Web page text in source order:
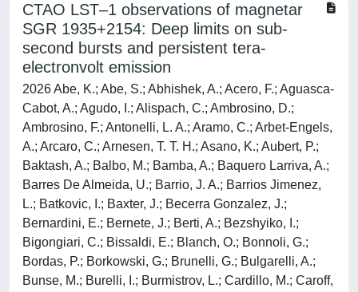
CTAO LST–1 observations of magnetar
SGR 1935+2154: Deep limits on sub-
second bursts and persistent tera-
electronvolt emission
2026 Abe, K.; Abe, S.; Abhishek, A.; Acero, F.; Aguasca-
Cabot, A.; Agudo, I.; Alispach, C.; Ambrosino, D.;
Ambrosino, F.; Antonelli, L. A.; Aramo, C.; Arbet-Engels,
A.; Arcaro, C.; Arnesen, T. T. H.; Asano, K.; Aubert, P.;
Baktash, A.; Balbo, M.; Bamba, A.; Baquero Larriva, A.;
Barres De Almeida, U.; Barrio, J. A.; Barrios Jimenez,
L.; Batkovic, I.; Baxter, J.; Becerra Gonzalez, J.;
Bernardini, E.; Bernete, J.; Berti, A.; Bezshyiko, I.;
Bigongiari, C.; Bissaldi, E.; Blanch, O.; Bonnoli, G.;
Bordas, P.; Borkowski, G.; Brunelli, G.; Bulgarelli, A.;
Bunse, M.; Burelli, I.; Burmistrov, L.; Cardillo, M.; Caroff,